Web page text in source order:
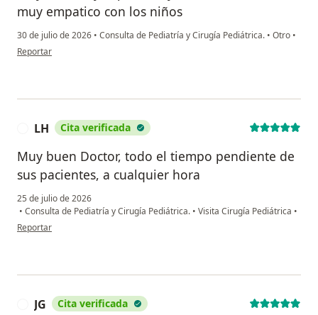
muy empatico con los niños
30 de julio de 2026 • Consulta de Pediatría y Cirugía Pediátrica. • Otro •
en opinión del usuario Paulina Castañeda
Reportar
LH Cita verificada
Muy buen Doctor, todo el tiempo pendiente de
sus pacientes, a cualquier hora
25 de julio de 2026
• Consulta de Pediatría y Cirugía Pediátrica. • Visita Cirugía Pediátrica •
en opinión del usuario LH
Reportar
JG Cita verificada